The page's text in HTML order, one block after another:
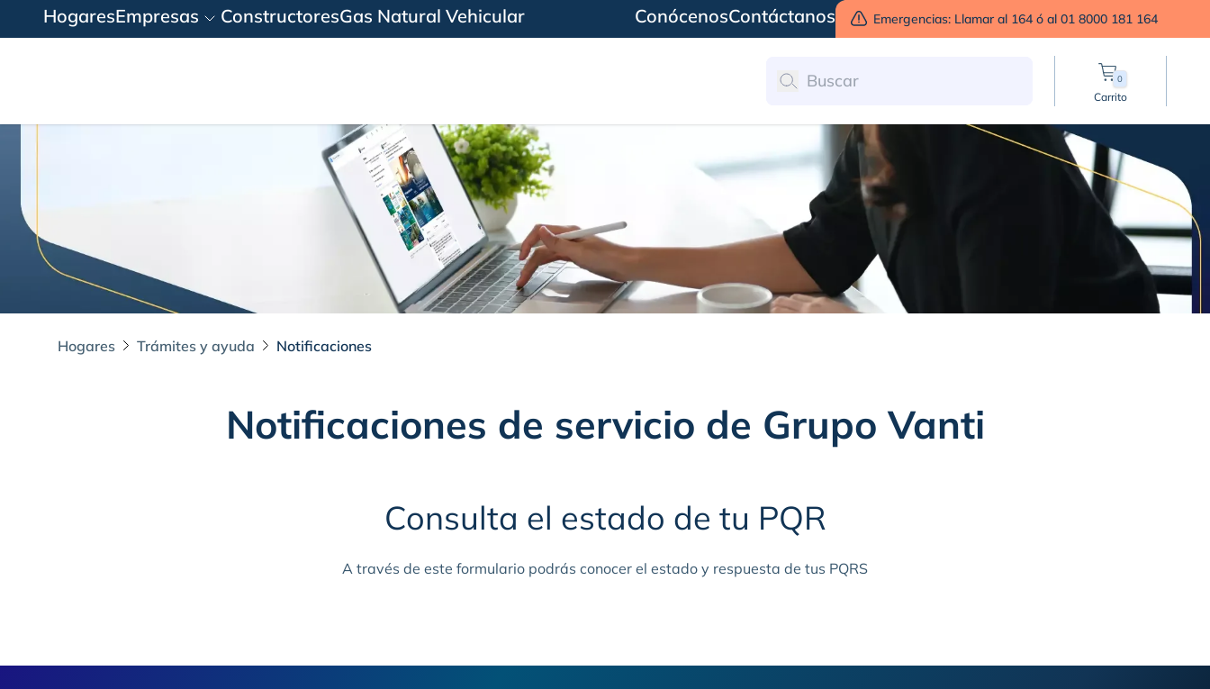
HogaresEmpresas ConstructoresGas Natural Vehicular ConócenosContáctanos Emergencias: Llamar al 164 ó al 01 8000 181 164
0
Carrito
Hogares Trámites y ayuda Notificaciones
Notificaciones de servicio de Grupo Vanti
Consulta el estado de tu PQR
A través de este formulario podrás conocer el estado y respuesta de tus PQRS